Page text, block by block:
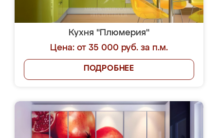
Кухня "Плюмерия"
Цена: от 35 000 руб. за п.м.
ПОДРОБНЕЕ